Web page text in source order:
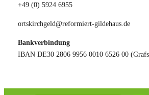
+49 (0) 5924 6955
ortskirchgeld@reformiert-gildehaus.de
Bankverbindung
IBAN DE30 2806 9956 0010 6526 00